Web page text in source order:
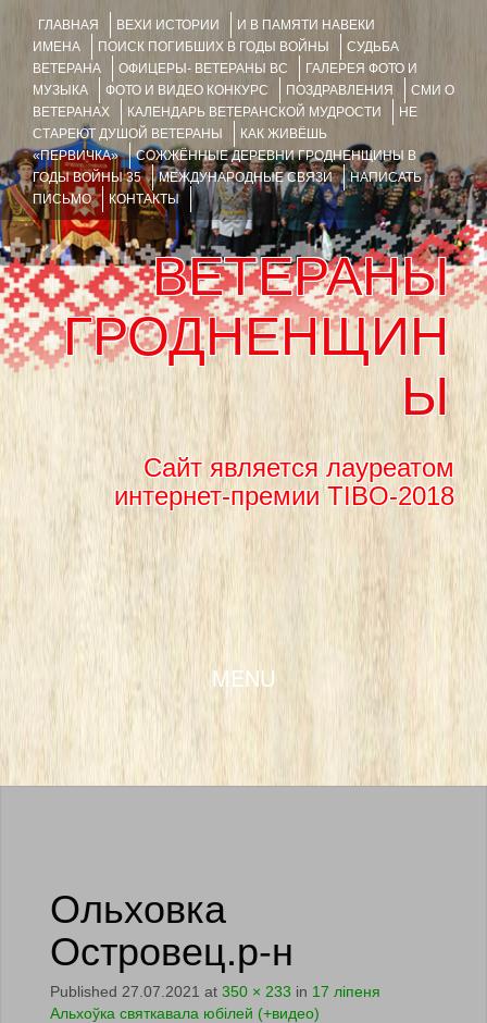
ГЛАВНАЯ ВЕХИ ИСТОРИИ
И В ПАМЯТИ НАВЕКИ
ИМЕНА
ПОИСК ПОГИБШИХ В ГОДЫ ВОЙНЫ
СУДЬБА
ВЕТЕРАНА
ОФИЦЕРЫ- ВЕТЕРАНЫ ВС
ГАЛЕРЕЯ ФОТО И
МУЗЫКА
ФОТО И ВИДЕО КОНКУРС ПОЗДРАВЛЕНИЯ
СМИ О
ВЕТЕРАНАХ
КАЛЕНДАРЬ ВЕТЕРАНСКОЙ МУДРОСТИ
НЕ
СТАРЕЮТ ДУШОЙ ВЕТЕРАНЫ
КАК ЖИВЁШЬ
«ПЕРВИЧКА»
СОЖЖЁННЫЕ ДЕРЕВНИ ГРОДНЕНЩИНЫ В
ГОДЫ ВОЙНЫ 35
МЕЖДУНАРОДНЫЕ СВЯЗИ
НАПИСАТЬ
ПИСЬМО
КОНТАКТЫ
ВЕТЕРАНЫ
ГРОДНЕНЩИН
Ы
Сайт является лауреатом
интернет-премии TIBO-2018
MENU
SKIP TO CONTENT
Ольховка
Островец.р-н
Published 27.07.2021 at 350 × 233 in 17 ліпеня
Альхоўка святкавала юбiлей (+видео)